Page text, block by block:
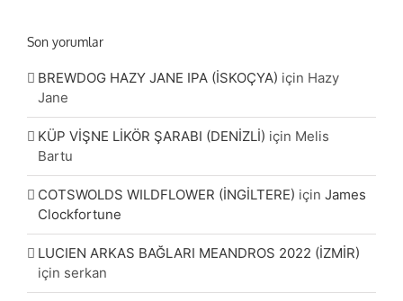
Son yorumlar
BREWDOG HAZY JANE IPA (İSKOÇYA) için Hazy
Jane
KÜP VİŞNE LİKÖR ŞARABI (DENİZLİ) için Melis
Bartu
COTSWOLDS WILDFLOWER (İNGİLTERE) için James
Clockfortune
LUCIEN ARKAS BAĞLARI MEANDROS 2022 (İZMİR)
için serkan